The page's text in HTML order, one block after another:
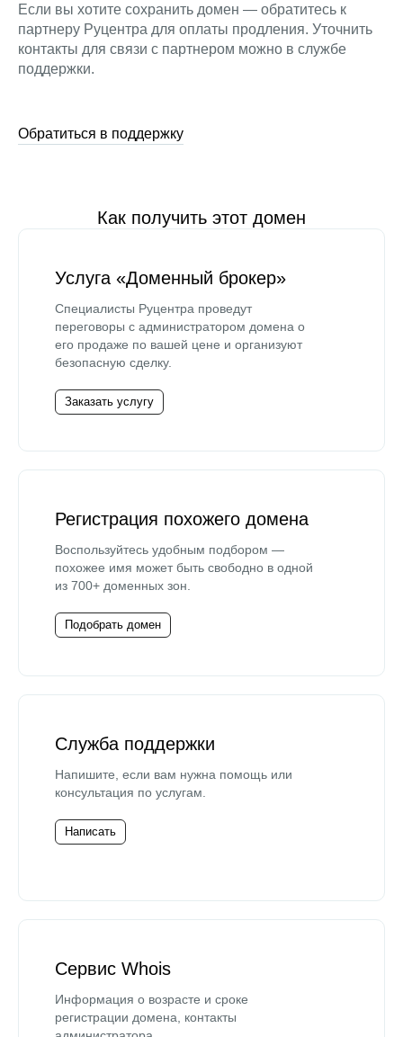
Если вы хотите сохранить домен — обратитесь к
партнеру Руцентра для оплаты продления. Уточнить
контакты для связи с партнером можно в службе
поддержки.
Обратиться в поддержку
Как получить этот домен
Услуга «Доменный брокер»
Специалисты Руцентра проведут
переговоры с администратором домена о
его продаже по вашей цене и организуют
безопасную сделку.
Заказать услугу
Регистрация похожего домена
Воспользуйтесь удобным подбором —
похожее имя может быть свободно в одной
из 700+ доменных зон.
Подобрать домен
Служба поддержки
Напишите, если вам нужна помощь или
консультация по услугам.
Написать
Сервис Whois
Информация о возрасте и сроке
регистрации домена, контакты